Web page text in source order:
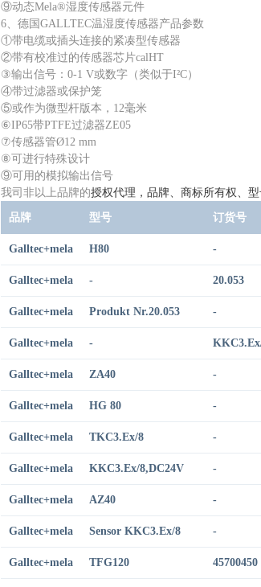
⑨动态Mela®湿度传感器元件
6、德国GALLTEC温湿度传感器产品参数
①带电缆或插头连接的紧凑型传感器
②带有校准过的传感器芯片calHT
③输出信号：0-1 V或数字（类似于I²C）
④带过滤器或保护笼
⑤或作为微型杆版本，12毫米
⑥IP65带PTFE过滤器ZE05
⑦传感器管Ø12 mm
⑧可进行特殊设计
⑨可用的模拟输出信号
我司非以上品牌的授权代理，品牌、商标所有权、
品牌 型号 订货号
Galltec+mela H80 -
Galltec+mela - 20.053
Galltec+mela Produkt Nr.20.053 -
Galltec+mela -
Galltec+mela ZA40 -
Galltec+mela HG 80 -
Galltec+mela TKC3.Ex/8 -
Galltec+mela KKC3.Ex/8,DC24V -
Galltec+mela AZ40 -
Galltec+mela Sensor KKC3.Ex/8 -
Galltec+mela TFG120 45700450